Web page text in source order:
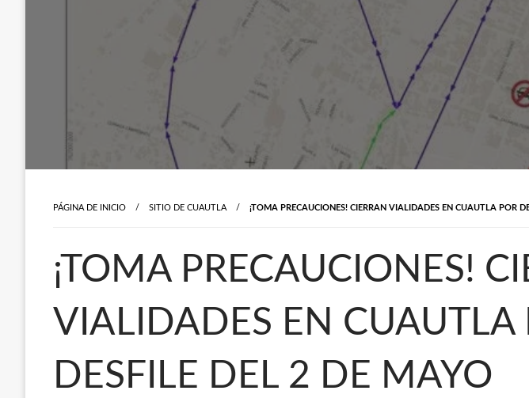
PÁGINA DE INICIO SITIO DE CUAUTLA ¡TOMA PRECAUCIONES! CIERRAN VIALIDADES EN CUAUTLA POR
¡TOMA PRECAUCIONES!
VIALIDADES EN CUAUTLA
DESFILE DEL 2 DE MAYO